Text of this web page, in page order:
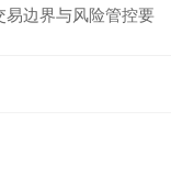
易边界与风险管控要